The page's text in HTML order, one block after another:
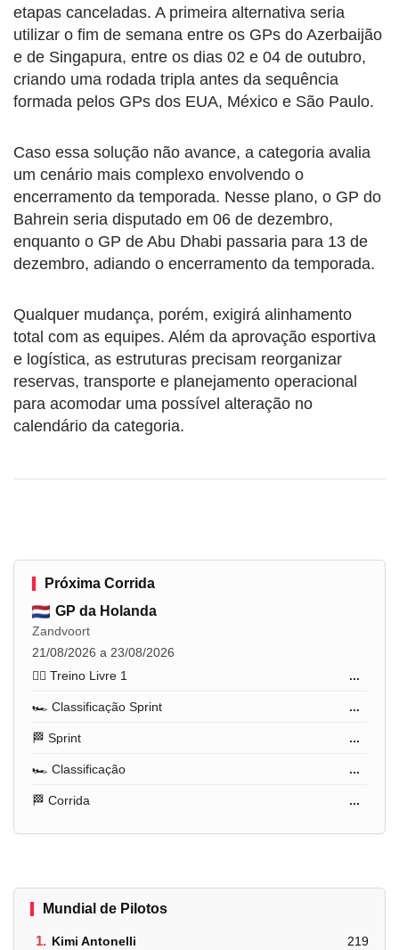
etapas canceladas. A primeira alternativa seria
utilizar o fim de semana entre os GPs do Azerbaijão
e de Singapura, entre os dias 02 e 04 de outubro,
criando uma rodada tripla antes da sequência
formada pelos GPs dos EUA, México e São Paulo.
Caso essa solução não avance, a categoria avalia
um cenário mais complexo envolvendo o
encerramento da temporada. Nesse plano, o GP do
Bahrein seria disputado em 06 de dezembro,
enquanto o GP de Abu Dhabi passaria para 13 de
dezembro, adiando o encerramento da temporada.
Qualquer mudança, porém, exigirá alinhamento
total com as equipes. Além da aprovação esportiva
e logística, as estruturas precisam reorganizar
reservas, transporte e planejamento operacional
para acomodar uma possível alteração no
calendário da categoria.
Próxima Corrida
GP da Holanda
Zandvoort
21/08/2026 a 23/08/2026
🏋️‍♂️ Treino Livre 1
...
🏎️ Classificação Sprint ...
🏁 Sprint ...
🏎️ Classificação ...
🏁 Corrida ...
Mundial de Pilotos
1. Kimi Antonelli 219